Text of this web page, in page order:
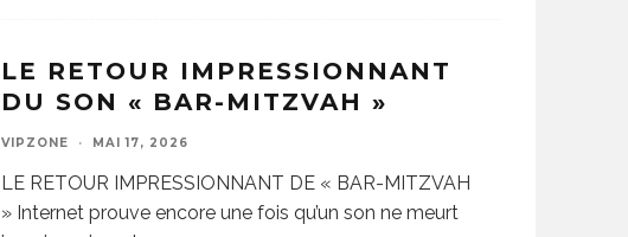
LE RETOUR IMPRESSIONNANT
DU SON « BAR-MITZVAH »
VIPZONE · MAI 17, 2026
LE RETOUR IMPRESSIONNANT DE « BAR-MITZVAH
» Internet prouve encore une fois qu’un son ne meurt